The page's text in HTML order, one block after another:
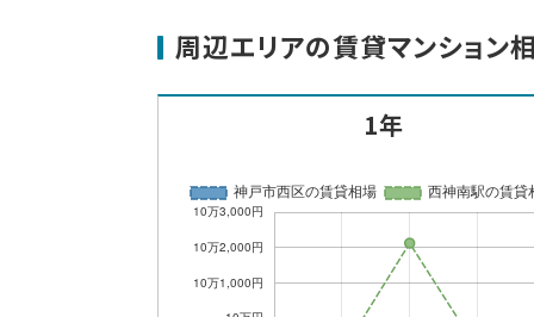
周辺エリアの賃貸マンション
1年